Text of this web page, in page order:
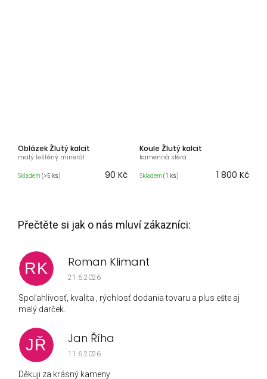
Oblázek Žlutý kalcit
malý leštěný minerál
Skladem (>5 ks) 90 Kč
Koule Žlutý kalcit
kamenná sféra
Skladem (1 ks) 1 800 Kč
RK Roman Klimant
Hodnocení obchodu je 5 z 5 hvězdiček.
21.6.2026
Spoľahlivosť, kvalita , rýchlosť dodania tovaru a plus ešte aj
malý darček.
JŘ Jan Říha
Hodnocení obchodu je 5 z 5 hvězdiček.
11.6.2026
Děkuji za krásný kameny